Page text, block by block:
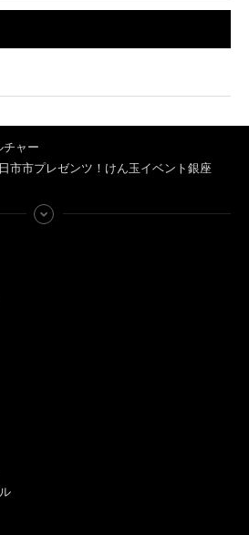
チャー
市市プレゼンツ！けん玉イベント銀座